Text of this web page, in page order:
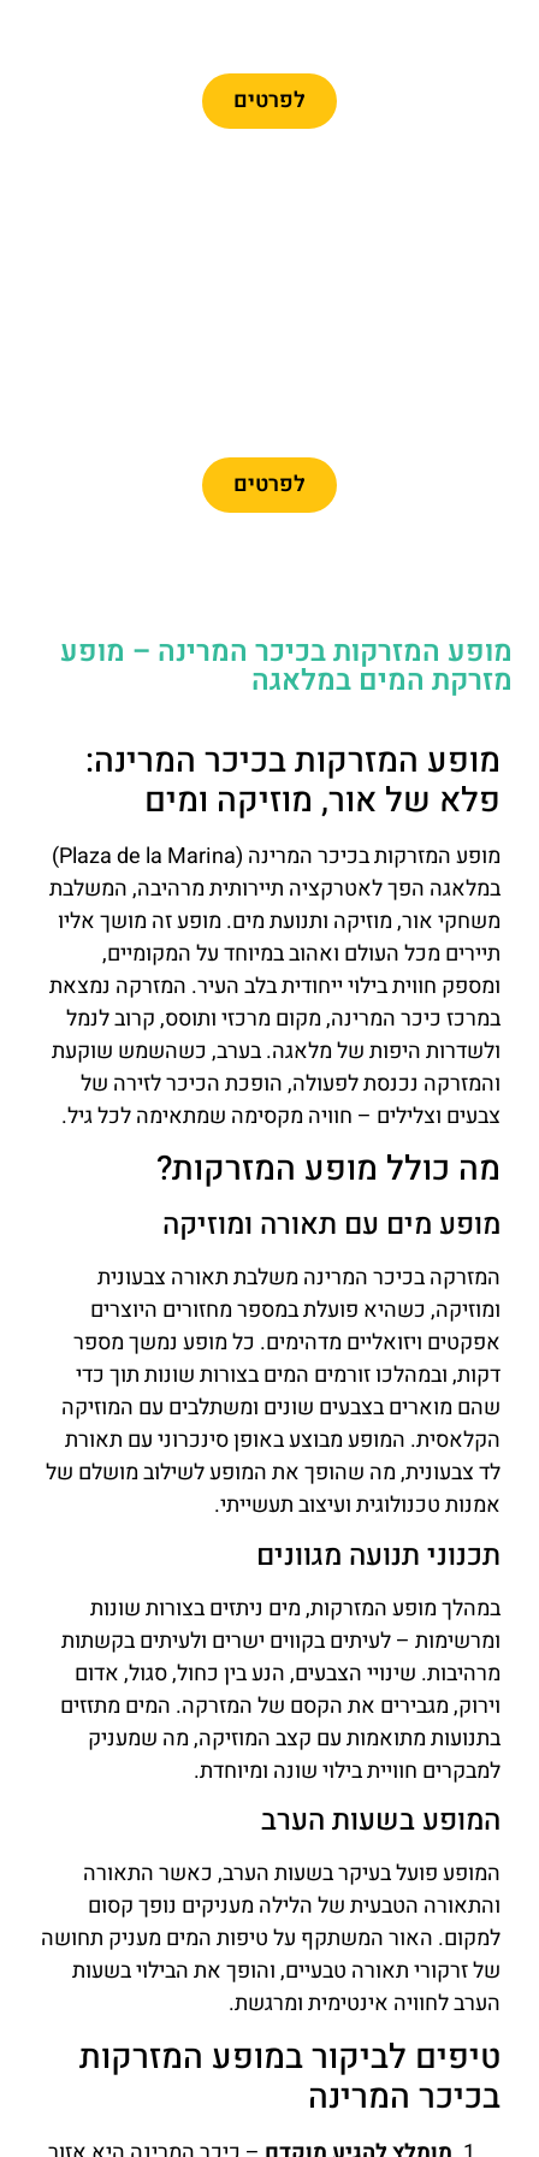
לפרטים
לפרטים
מופע המזרקות בכיכר המרינה – מופע
מזרקת המים במלאגה
מופע המזרקות בכיכר המרינה:
פלא של אור, מוזיקה ומים
מופע המזרקות בכיכר המרינה (Plaza de la Marina)
במלאגה הפך לאטרקציה תיירותית מרהיבה, המשלבת
משחקי אור, מוזיקה ותנועת מים. מופע זה מושך אליו
תיירים מכל העולם ואהוב במיוחד על המקומיים,
ומספק חווית בילוי ייחודית בלב העיר. המזרקה נמצאת
במרכז כיכר המרינה, מקום מרכזי ותוסס, קרוב לנמל
ולשדרות היפות של מלאגה. בערב, כשהשמש שוקעת
והמזרקה נכנסת לפעולה, הופכת הכיכר לזירה של
צבעים וצלילים – חוויה מקסימה שמתאימה לכל גיל.
מה כולל מופע המזרקות?
מופע מים עם תאורה ומוזיקה
המזרקה בכיכר המרינה משלבת תאורה צבעונית
ומוזיקה, כשהיא פועלת במספר מחזורים היוצרים
אפקטים ויזואליים מדהימים. כל מופע נמשך מספר
דקות, ובמהלכו זורמים המים בצורות שונות תוך כדי
שהם מוארים בצבעים שונים ומשתלבים עם המוזיקה
הקלאסית. המופע מבוצע באופן סינכרוני עם תאורת
לד צבעונית, מה שהופך את המופע לשילוב מושלם של
אמנות טכנולוגית ועיצוב תעשייתי.
תכנוני תנועה מגוונים
במהלך מופע המזרקות, מים ניתזים בצורות שונות
ומרשימות – לעיתים בקווים ישרים ולעיתים בקשתות
מרהיבות. שינויי הצבעים, הנע בין כחול, סגול, אדום
וירוק, מגבירים את הקסם של המזרקה. המים מתזזים
בתנועות מתואמות עם קצב המוזיקה, מה שמעניק
למבקרים חוויית בילוי שונה ומיוחדת.
המופע בשעות הערב
המופע פועל בעיקר בשעות הערב, כאשר התאורה
והתאורה הטבעית של הלילה מעניקים נופך קסום
למקום. האור המשתקף על טיפות המים מעניק תחושה
של זרקורי תאורה טבעיים, והופך את הבילוי בשעות
הערב לחוויה אינטימית ומרגשת.
טיפים לביקור במופע המזרקות
בכיכר המרינה